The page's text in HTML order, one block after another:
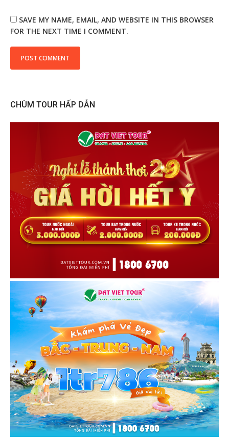
SAVE MY NAME, EMAIL, AND WEBSITE IN THIS BROWSER
FOR THE NEXT TIME I COMMENT.
CHÙM TOUR HẤP DẪN